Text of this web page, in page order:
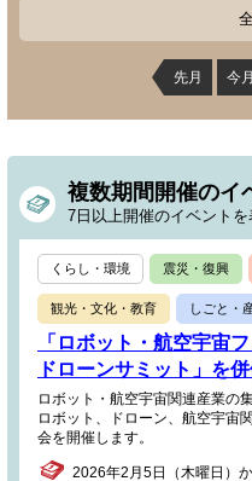
先月 今月
複数期間開催のイ
7日以上開催のイベントを
くらし・環境 震災・復興
観光・文化・教育 しごと・
「ロボット・航空宇宙
ドローンサミット」を
ロボット・航空宇宙関連産業の
ロボット、ドローン、航空宇宙
会を開催します。
2026年2月5日（木曜日）